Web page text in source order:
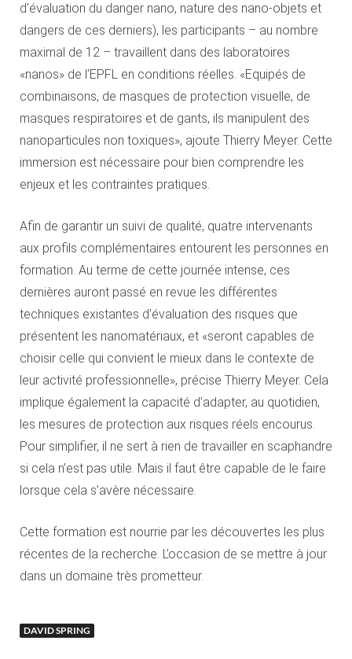
d’évaluation du danger nano, nature des nano-objets et
dangers de ces derniers), les participants – au nombre
maximal de 12 – travaillent dans des laboratoires
«nanos» de l’EPFL en conditions réelles. «Equipés de
combinaisons, de masques de protection visuelle, de
masques respiratoires et de gants, ils manipulent des
nanoparticules non toxiques», ajoute Thierry Meyer. Cette
immersion est nécessaire pour bien comprendre les
enjeux et les contraintes pratiques.
Afin de garantir un suivi de qualité, quatre intervenants
aux profils complémentaires entourent les personnes en
formation. Au terme de cette journée intense, ces
dernières auront passé en revue les différentes
techniques existantes d’évaluation des risques que
présentent les nanomatériaux, et «seront capables de
choisir celle qui convient le mieux dans le contexte de
leur activité professionnelle», précise Thierry Meyer. Cela
implique également la capacité d’adapter, au quotidien,
les mesures de protection aux risques réels encourus.
Pour simplifier, il ne sert à rien de travailler en scaphandre
si cela n’est pas utile. Mais il faut être capable de le faire
lorsque cela s’avère nécessaire.
Cette formation est nourrie par les découvertes les plus
récentes de la recherche. L’occasion de se mettre à jour
dans un domaine très prometteur.
DAVID SPRING